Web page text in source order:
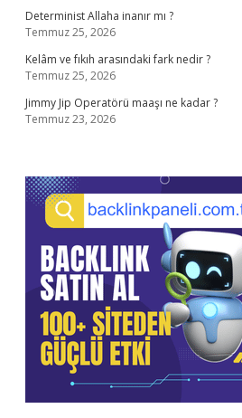
Determinist Allaha inanır mı ?
Temmuz 25, 2026
Kelâm ve fıkıh arasındaki fark nedir ?
Temmuz 25, 2026
Jimmy Jip Operatörü maaşı ne kadar ?
Temmuz 23, 2026